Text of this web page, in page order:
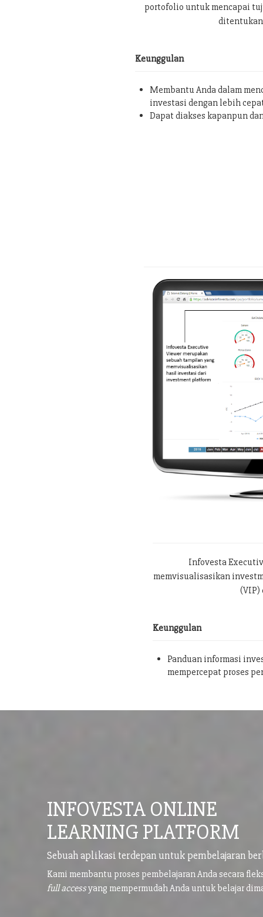
portofolio untuk mencapai
ditentukan
Keunggulan
Membantu Anda dalam
investasi dengan lebih
Dapat diakses kapanpun
Infovesta
memvisualisasikan
(VIP)
Keunggulan
Panduan informasi
mempercepat proses
INFOVESTA ONLINE
LEARNING PLATFORM
Sebuah aplikasi terdepan untuk pembelajaran
Kami membantu proses pembelajaran Anda secara
full accessyang mempermudah Anda untuk belajar